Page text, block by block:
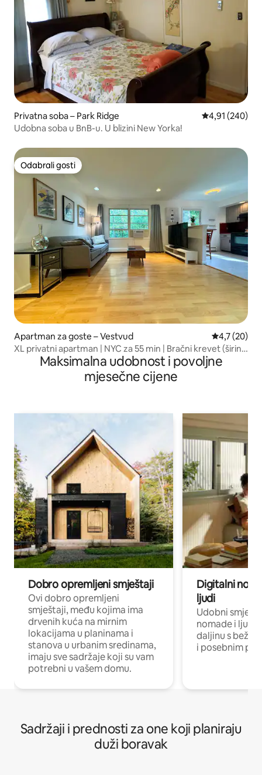
Privatna soba – Park Ridge Prosječna
4,91 (240)
Udobna soba u BnB-u. U blizini New Yorka!
Odabrali gosti
Odabrali gosti
Apartman za goste – Vestvud Prosječna
4,7 (20)
XL privatni apartman | NYC za 55 min | Bračni krevet (širine
180 – 200 cm) | Wi-Fi
Maksimalna udobnost i povoljne
mjesečne cijene
Dobro opremljeni smještaji
Ovi dobro opremljeni
smještaji, među kojima ima
drvenih kuća na mirnim
lokacijama u planinama i
stanova u urbanim sredinama,
imaju sve sadržaje koji su vam
potrebni u vašem domu.
Digitalni
ljudi
Udobni
nomade i ljude
daljinu s
i posebnim
Sadržaji i prednosti za one koji planiraju
duži boravak